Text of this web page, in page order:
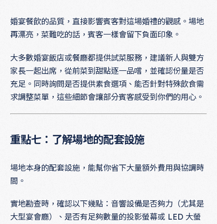
婚宴餐飲的品質，直接影響賓客對這場婚禮的觀感。場地
再漂亮，菜難吃的話，賓客一樣會留下負面印象。
大多數婚宴飯店或餐廳都提供試菜服務，建議新人與雙方
家長一起出席，從前菜到甜點逐一品嚐，並確認份量是否
充足。同時詢問是否提供素食選項、能否針對特殊飲食需
求調整菜單，這些細節會讓部分賓客感受到你們的用心。
重點七：了解場地的配套設施
場地本身的配套設施，能幫你省下大量額外費用與協調時
間。
實地勘查時，確認以下幾點：音響設備是否夠力（尤其是
大型宴會廳）、是否有足夠數量的投影螢幕或 LED 大螢